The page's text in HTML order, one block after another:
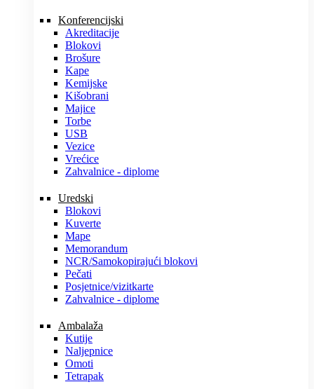
Konferencijski
Akreditacije
Blokovi
Brošure
Kape
Kemijske
Kišobrani
Majice
Torbe
USB
Vezice
Vrećice
Zahvalnice - diplome
Uredski
Blokovi
Kuverte
Mape
Memorandum
NCR/Samokopirajući blokovi
Pečati
Posjetnice/vizitkarte
Zahvalnice - diplome
Ambalaža
Kutije
Naljepnice
Omoti
Tetrapak